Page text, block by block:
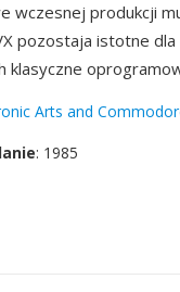
wczesnej produkcji
pozostaja istotne
klasyczne
Arts and
: 1985